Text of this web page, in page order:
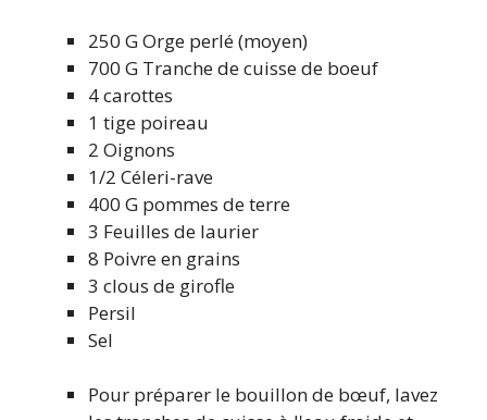
250 GOrge perlé (moyen)
700 G Tranche de cuisse de boeuf
4carottes
1 tige poireau
2 Oignons
1/2 Céleri-rave
400 G pommes de terre
3 Feuilles de laurier
8 Poivre en grains
3 clous de girofle
Persil
Sel
Pour préparer le bouillon de bœuf, lavez